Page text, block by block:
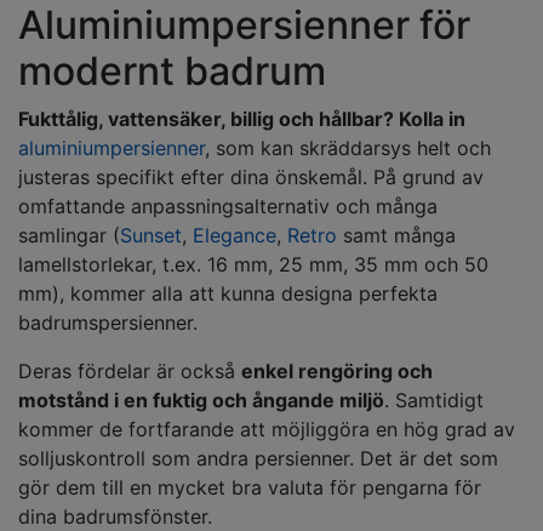
Aluminiumpersienner för
modernt badrum
Fukttålig, vattensäker, billig och hållbar? Kolla in
aluminiumpersienner, som kan skräddarsys helt och
justeras specifikt efter dina önskemål. På grund av
omfattande anpassningsalternativ och många
samlingar (Sunset, Elegance, Retro samt många
lamellstorlekar, t.ex. 16 mm, 25 mm, 35 mm och 50
mm), kommer alla att kunna designa perfekta
badrumspersienner.
Deras fördelar är också enkel rengöring och
motstånd i en fuktig och ångande miljö. Samtidigt
kommer de fortfarande att möjliggöra en hög grad av
solljuskontroll som andra persienner. Det är det som
gör dem till en mycket bra valuta för pengarna för
dina badrumsfönster.